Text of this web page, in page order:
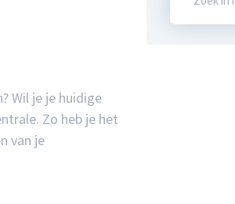
Wil je je huidige
Zo heb je het
van je